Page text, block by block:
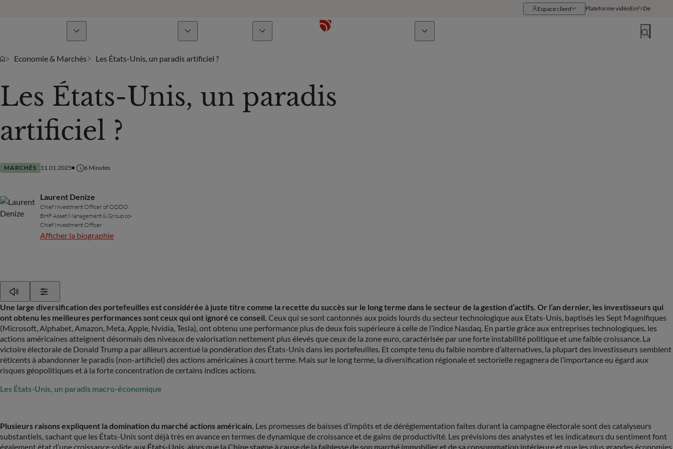
Espace client Plateforme vidéoEnFrDe
Economie & Marchés Les États-Unis, un paradis artificiel ?
Les États-Unis, un paradis
artificiel ?
MARCHÉS 11.01.2025 6 Minutes
Laurent Denize
Chief Investment Officer of ODDO
BHF Asset Management & Group co-
Chief Investment Officer
Afficher la biographie
Une large diversification des portefeuilles est considérée à juste titre comme la recette du succès sur le long terme dans le secteur de la gestion d’actifs. Or l’an dernier, les investisseurs qui
ont obtenu les meilleures performances sont ceux qui ont ignoré ce conseil. Ceux qui se sont cantonnés aux poids lourds du secteur technologique aux Etats-Unis, baptisés les Sept Magnifiques
(Microsoft, Alphabet, Amazon, Meta, Apple, Nvidia, Tesla), ont obtenu une performance plus de deux fois supérieure à celle de l’indice Nasdaq. En partie grâce aux entreprises technologiques, les
actions américaines atteignent désormais des niveaux de valorisation nettement plus élevés que ceux de la zone euro, caractérisée par une forte instabilité politique et une faible croissance. La
victoire électorale de Donald Trump a par ailleurs accentué la pondération des États-Unis dans les portefeuilles. Et compte tenu du faible nombre d’alternatives, la plupart des investisseurs semblent
réticents à abandonner le paradis (non-artificiel) des actions américaines à court terme. Mais sur le long terme, la diversification régionale et sectorielle regagnera de l’importance eu égard aux
risques géopolitiques et à la forte concentration de certains indices actions.
Les États-Unis, un paradis macro-économique
Plusieurs raisons expliquent la domination du marché actions américain. Les promesses de baisses d’impôts et de déréglementation faites durant la campagne électorale sont des catalyseurs
substantiels, sachant que les États-Unis sont déjà très en avance en termes de dynamique de croissance et de gains de productivité. Les prévisions des analystes et les indicateurs du sentiment font
également état d’une croissance solide aux États-Unis, alors que la Chine stagne à cause de la faiblesse de son marché immobilier et de sa consommation intérieure et que les plus grandes économies